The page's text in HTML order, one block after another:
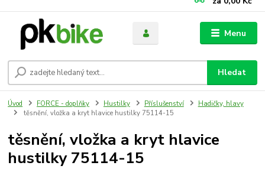
Menu
Hledat
Úvod FORCE - doplňky Hustilky Příslušenství
Hadičky, hlavy
těsnění, vložka a kryt hlavice hustilky 75114-15
těsnění, vložka a kryt hlavice
hustilky 75114-15